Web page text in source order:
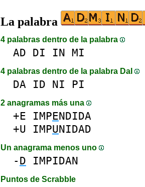
La palabra
4 palabras dentro de la palabra
AD DI IN MI
4 palabras dentro de la palabra DaI
DA ID NI PI
2 anagramas más una
+E IMPENDIDA
+U IMPUNIDAD
Un anagrama menos uno
- D IMPIDAN
Puntos de Scrabble